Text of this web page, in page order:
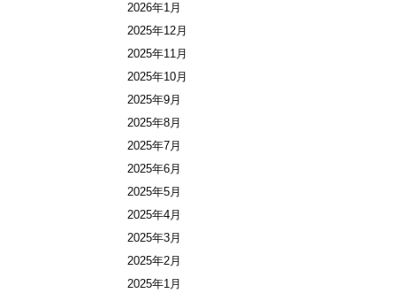
2026年1月
2025年12月
2025年11月
2025年10月
2025年9月
2025年8月
2025年7月
2025年6月
2025年5月
2025年4月
2025年3月
2025年2月
2025年1月